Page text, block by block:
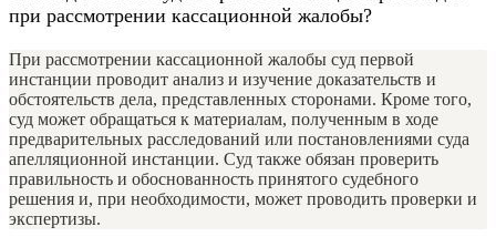
при рассмотрении кассационной жалобы?
При рассмотрении кассационной жалобы суд первой
инстанции проводит анализ и изучение доказательств и
обстоятельств дела, представленных сторонами. Кроме того,
суд может обращаться к материалам, полученным в ходе
предварительных расследований или постановлениями суда
апелляционной инстанции. Суд также обязан проверить
правильность и обоснованность принятого судебного
решения и, при необходимости, может проводить проверки и
экспертизы.